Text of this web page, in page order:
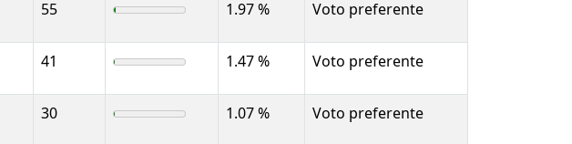
55 1.97 % Voto preferente
41 1.47 % Voto preferente
30 1.07 % Voto preferente